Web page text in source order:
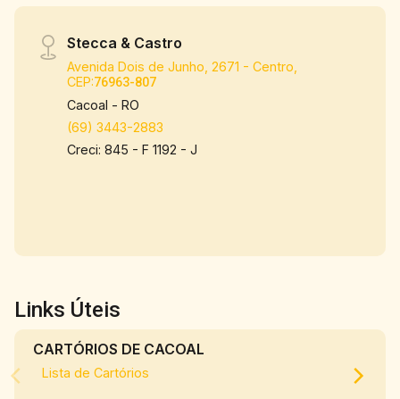
Stecca & Castro
Avenida Dois de Junho, 2671 - Centro,
CEP:76963-807
Cacoal - RO
(69) 3443-2883
Creci: 845 - F 1192 - J
Links Úteis
CARTÓRIOS DE CACOAL
Lista de Cartórios